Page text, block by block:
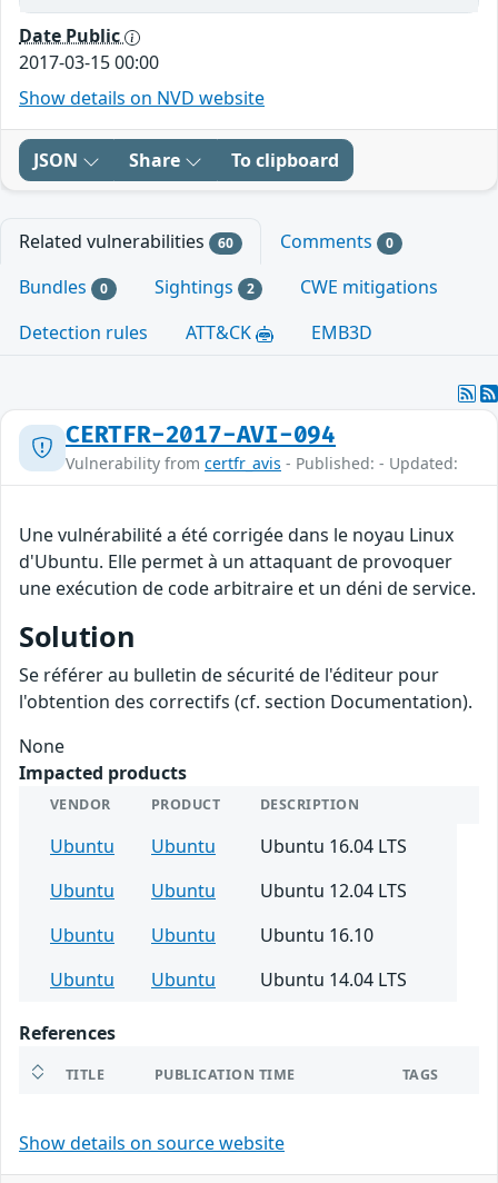
Date Public
2017-03-15 00:00
Show details on NVD website
JSON Share To clipboard
Related vulnerabilities 60 Comments 0
Bundles 0 Sightings 2
CWE mitigations
Detection rules
ATT&CK EMB3D
CERTFR-2017-AVI-094
Vulnerability from certfr_avis - Published: - Updated:
Une vulnérabilité a été corrigée dans le noyau Linux
d'Ubuntu. Elle permet à un attaquant de provoquer
une exécution de code arbitraire et un déni de service.
Solution
Se référer au bulletin de sécurité de l'éditeur pour
l'obtention des correctifs (cf. section Documentation).
None
Impacted products
VENDOR PRODUCT DESCRIPTION
Ubuntu Ubuntu
Ubuntu 16.04 LTS
Ubuntu
Ubuntu
Ubuntu 12.04 LTS
Ubuntu
Ubuntu
Ubuntu 16.10
Ubuntu
Ubuntu Ubuntu 14.04 LTS
References
TITLE PUBLICATION TIME TAGS
Show details on source website